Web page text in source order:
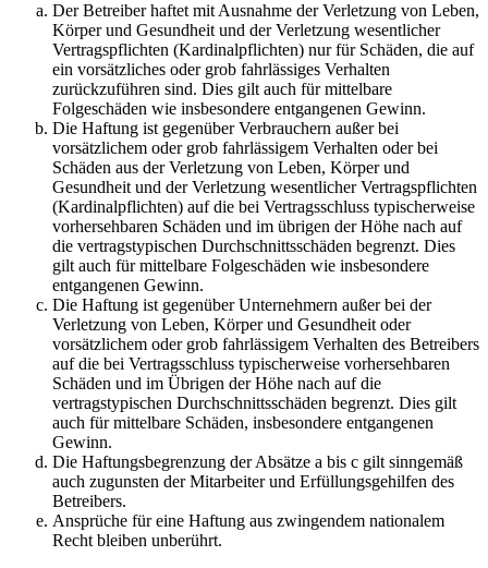
Der Betreiber haftet mit Ausnahme der Verletzung von Leben,
Körper und Gesundheit und der Verletzung wesentlicher
Vertragspflichten (Kardinalpflichten) nur für Schäden, die auf
ein vorsätzliches oder grob fahrlässiges Verhalten
zurückzuführen sind. Dies gilt auch für mittelbare
Folgeschäden wie insbesondere entgangenen Gewinn.
Die Haftung ist gegenüber Verbrauchern außer bei
vorsätzlichem oder grob fahrlässigem Verhalten oder bei
Schäden aus der Verletzung von Leben, Körper und
Gesundheit und der Verletzung wesentlicher Vertragspflichten
(Kardinalpflichten) auf die bei Vertragsschluss typischerweise
vorhersehbaren Schäden und im übrigen der Höhe nach auf
die vertragstypischen Durchschnittsschäden begrenzt. Dies
gilt auch für mittelbare Folgeschäden wie insbesondere
entgangenen Gewinn.
Die Haftung ist gegenüber Unternehmern außer bei der
Verletzung von Leben, Körper und Gesundheit oder
vorsätzlichem oder grob fahrlässigem Verhalten des Betreibers
auf die bei Vertragsschluss typischerweise vorhersehbaren
Schäden und im Übrigen der Höhe nach auf die
vertragstypischen Durchschnittsschäden begrenzt. Dies gilt
auch für mittelbare Schäden, insbesondere entgangenen
Gewinn.
Die Haftungsbegrenzung der Absätze a bis c gilt sinngemäß
auch zugunsten der Mitarbeiter und Erfüllungsgehilfen des
Betreibers.
Ansprüche für eine Haftung aus zwingendem nationalem
Recht bleiben unberührt.